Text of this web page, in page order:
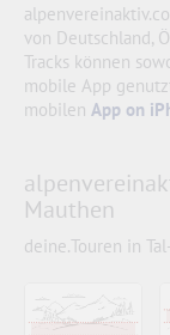
von Deutschland,
Tracks können
mobile App
mobilen App on
Mauthen
deine.Touren in